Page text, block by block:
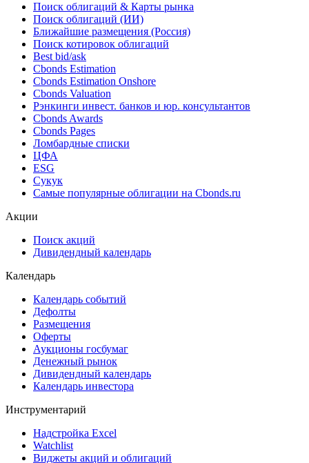
Поиск облигаций & Карты рынка
Поиск облигаций (ИИ)
Ближайшие размещения (Россия)
Поиск котировок облигаций
Best bid/ask
Cbonds Estimation
Cbonds Estimation Onshore
Cbonds Valuation
Рэнкинги инвест. банков и юр. консультантов
Cbonds Awards
Cbonds Pages
Ломбардные списки
ЦФА
ESG
Сукук
Самые популярные облигации на Cbonds.ru
Акции
Поиск акций
Дивидендный календарь
Календарь
Календарь событий
Дефолты
Размещения
Оферты
Аукционы госбумаг
Денежный рынок
Дивидендный календарь
Календарь инвестора
Инструментарий
Надстройка Excel
Watchlist
Виджеты акций и облигаций